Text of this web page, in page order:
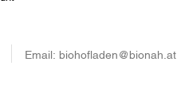
Email: biohofladen@bionah.at